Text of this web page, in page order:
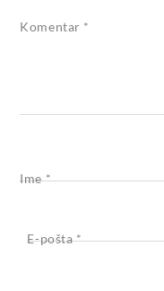
Komentar *
Ime*
E-pošta*